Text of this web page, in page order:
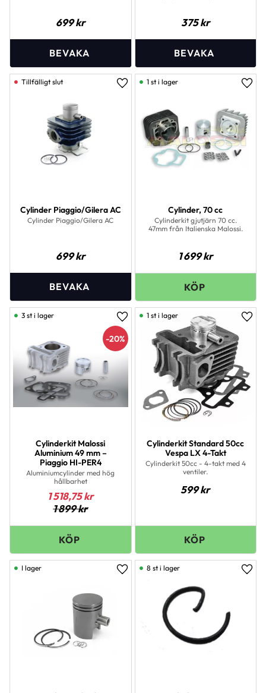
699kr
tillverkad i gjutjärn. Levereras
med kolv och tätningar.
375kr
Cylinder Piaggio/Gilera AC
Cylinder Piaggio/Gilera AC
699kr
Lägg till i favoriter
Cylinder, 70 cc
Cylinderkit gjutjärn 70 cc.
47mm från Italienska Malossi.
1 699kr
1 st i lager
Cylinderkit Malossi
Aluminium 49 mm –
Piaggio HI-PER4
Aluminiumcylinder med hög
hållbarhet
1 518,75kr
1 899kr
20%
Lägg till i favoriter
3 st i lager
Cylinderkit Standard 50cc
Vespa LX 4-Takt
Cylinderkit 50cc - 4-takt med 4
ventiler.
599kr
1 st i lager
Lägg till i favoriter
I lager 8 st i lager